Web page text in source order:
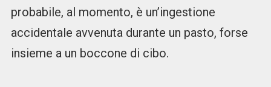
probabile, al momento, è un’ingestione
accidentale avvenuta durante un pasto, forse
insieme a un boccone di cibo.